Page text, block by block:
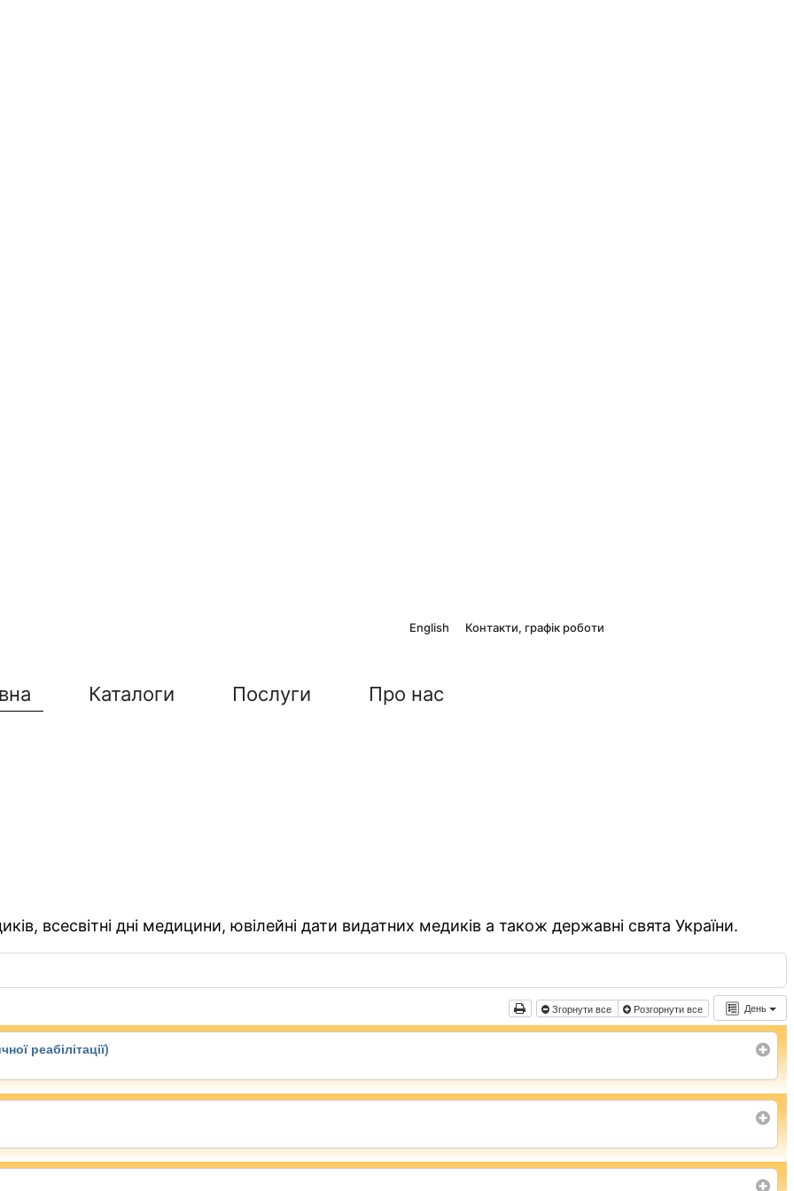
English Контакти, графік роботи
Каталоги Послуги Про нас
всесвітні дні медицини, ювілейні дати видатних медиків а також державні свята України.
День
Згорнути все Розгорнути все
реабілітації)